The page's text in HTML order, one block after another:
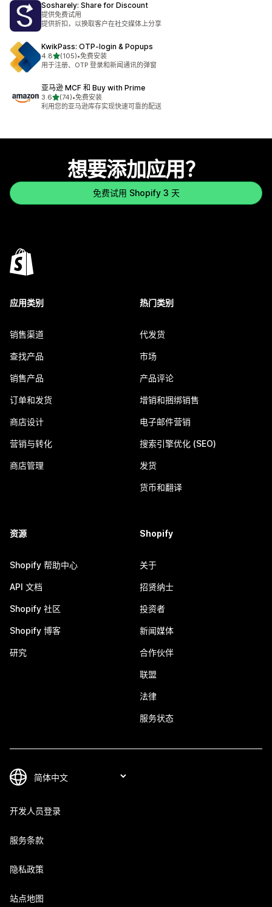
Sosharely: Share for Discount
提供免费试用
提供折扣，以换取客户在社交媒体上分享
KwikPass: OTP‑login & Popups
4.8星（满分 5 星）
(105)
总共 105 条评论
•免费安装
用于注册、OTP 登录和新闻通讯的弹窗
亚马逊 MCF 和 Buy with Prime
3.6星（满分 5 星）
(74)
总共 74 条评论
•免费安装
利用您的亚马逊库存实现快速可靠的配送
想要添加应用？
免费试用 Shopify 3 天
应用类别
销售渠道
查找产品
销售产品
订单和发货
商店设计
营销与转化
商店管理
热门类别
代发货
市场
产品评论
增销和捆绑销售
电子邮件营销
搜索引擎优化 (SEO)
发货
货币和翻译
资源
Shopify 帮助中心
API 文档
Shopify 社区
Shopify 博客
研究
Shopify
关于
招贤纳士
投资者
新闻媒体
合作伙伴
联盟
法律
服务状态
开发人员登录
服务条款
隐私政策
站点地图